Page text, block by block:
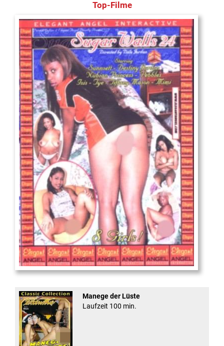
Top-Filme
Sugar Walls #24
Manege der Lüste
Laufzeit 100 min.